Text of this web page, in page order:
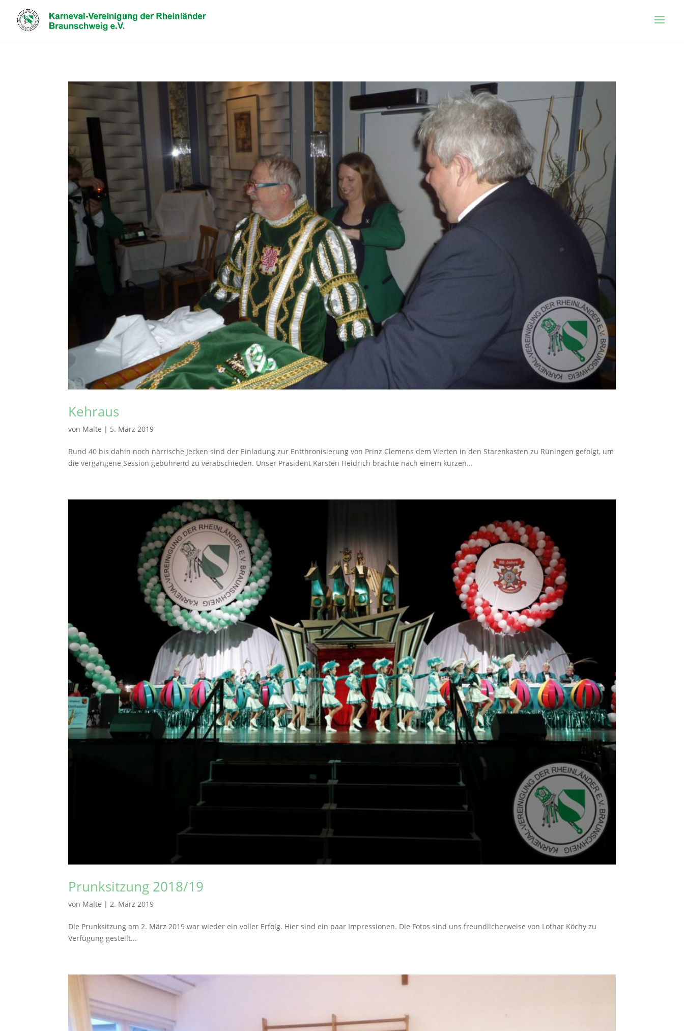
Kehraus
von Malte | 5. März 2019
Rund 40 bis dahin noch närrische Jecken sind der Einladung zur Entthronisierung von Prinz Clemens dem Vierten in den Starenkasten zu Rüningen gefolgt, um
die vergangene Session gebührend zu verabschieden. Unser Präsident Karsten Heidrich brachte nach einem kurzen...
Prunksitzung 2018/19
von Malte |2. März 2019
Die Prunksitzung am 2. März 2019 war wieder ein voller Erfolg. Hier sind ein paar Impressionen. Die Fotos sind uns freundlicherweise von Lothar Köchy zu
Verfügung gestellt...